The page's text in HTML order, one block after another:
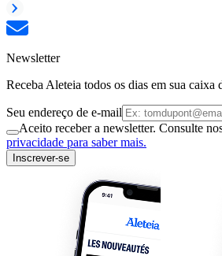
Newsletter
Receba Aleteia todos os dias em sua caixa
Seu endereço de e-mail
Aceito receber a newsletter. Consulte
privacidade para saber mais.
Inscrever-se